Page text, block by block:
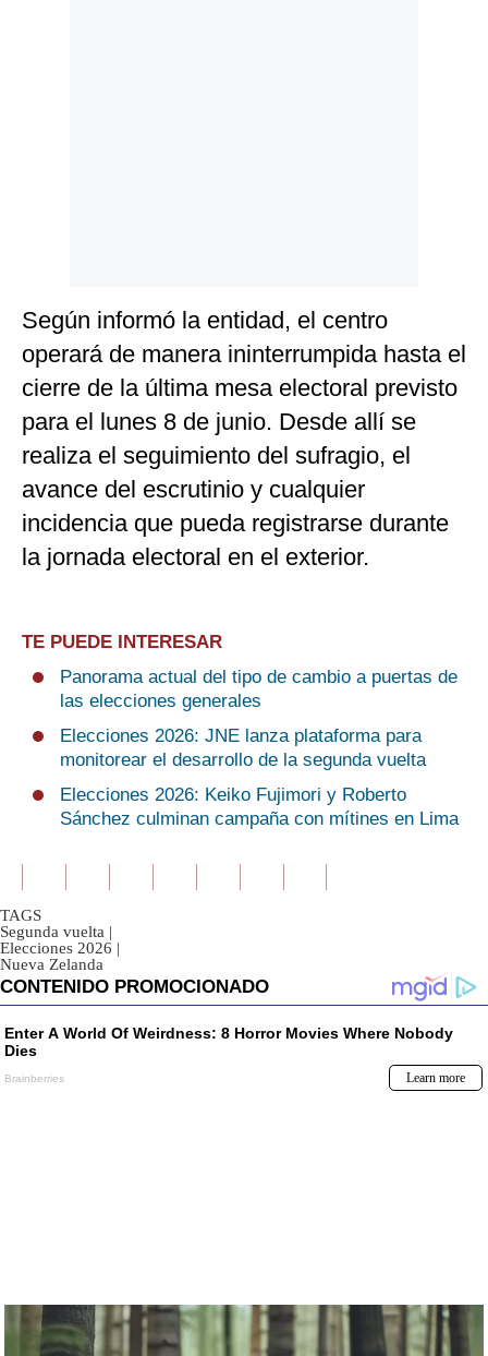
Según informó la entidad, el centro
operará de manera ininterrumpida hasta el
cierre de la última mesa electoral previsto
para el lunes 8 de junio. Desde allí se
realiza el seguimiento del sufragio, el
avance del escrutinio y cualquier
incidencia que pueda registrarse durante
la jornada electoral en el exterior.
TE PUEDE INTERESAR
Panorama actual del tipo de cambio a puertas de
las elecciones generales
Elecciones 2026: JNE lanza plataforma para
monitorear el desarrollo de la segunda vuelta
Elecciones 2026: Keiko Fujimori y Roberto
Sánchez culminan campaña con mítines en Lima
TAGS
Segunda vuelta |
Elecciones 2026 |
Nueva Zelanda